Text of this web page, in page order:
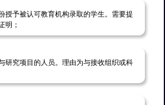
予被认可教育机构录取的学生。需要提
明；
究项目的人员。理由为与接收组织或科